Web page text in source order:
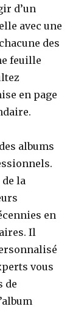
d’un
avec une
des
feuille
en page
albums
la
en
Il
vous
de